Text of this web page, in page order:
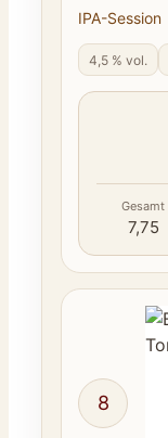
IPA-Session
4,5 % vol.
Gesamt
7,75
8